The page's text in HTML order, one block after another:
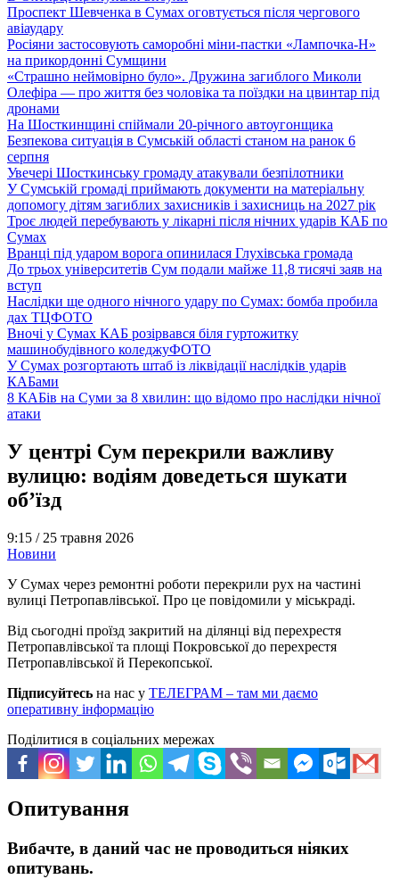
Проспект Шевченка в Сумах оговтується після чергового
авіаудару
Росіяни застосовують саморобні міни-пастки «Лампочка-Н»
на прикордонні Сумщини
«Страшно неймовірно було». Дружина загиблого Миколи
Олефіра — про життя без чоловіка та поїздки на цвинтар під
дронами
На Шосткинщині спіймали 20-річного автоугонщика
Безпекова ситуація в Сумській області станом на ранок 6
серпня
Увечері Шосткинську громаду атакували безпілотники
У Сумській громаді приймають документи на матеріальну
допомогу дітям загиблих захисників і захисниць на 2027 рік
Троє людей перебувають у лікарні після нічних ударів КАБ по
Сумах
Вранці під ударом ворога опинилася Глухівська громада
До трьох університетів Сум подали майже 11,8 тисячі заяв на
вступ
Наслідки ще одного нічного удару по Сумах: бомба пробила
дах ТЦФОТО
Вночі у Сумах КАБ розірвався біля гуртожитку
машинобудівного коледжуФОТО
У Сумах розгортають штаб із ліквідації наслідків ударів
КАБами
8 КАБів на Суми за 8 хвилин: що відомо про наслідки нічної
атаки
У центрі Сум перекрили важливу
вулицю: водіям доведеться шукати
об’їзд
9:15 / 25 травня 2026
Новини
У Сумах через ремонтні роботи перекрили рух на частині
вулиці Петропавлівської. Про це повідомили у міськраді.
Від сьогодні проїзд закритий на ділянці від перехрестя
Петропавлівської та площі Покровської до перехрестя
Петропавлівської й Перекопської.
Підписуйтесь на нас у ТЕЛЕГРАМ – там ми даємо
оперативну інформацію
Поділитися в соціальних мережах
Опитування
Вибачте, в даний час не проводиться ніяких
опитувань.